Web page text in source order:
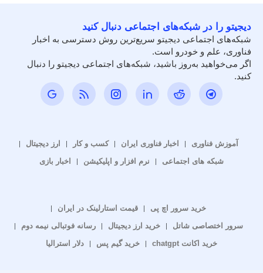
دیجیتو را در شبکه‌های اجتماعی دنبال کنید
شبکه‌های اجتماعی دیجیتو سریع‌ترین روش دسترسی به اخبار
فناوری، علم و خودرو است.
اگر می‌خواهید به‌روز باشید، شبکه‌های اجتماعی دیجیتو را دنبال
کنید.
آموزش فناوری اخبار فناوری ایران کسب و کار
ارز دیجیتال
شبکه های اجتماعی
نرم افزار و اپلیکیشن اخبار بازی
خرید سرور اچ پی
قیمت استارلینک در ایران
سرور اختصاصی شاتل
خرید ارز دیجیتال
رسانه فوتبالی نیمه دوم
خرید اکانت chatgpt
خرید گیم پس دلار استرالیا